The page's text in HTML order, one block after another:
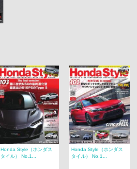
Honda Style（ホンダス
タイル） No.1...
Honda Style（ホンダス
タイル） No.1...